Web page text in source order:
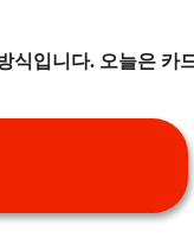
식입니다. 오늘은 카